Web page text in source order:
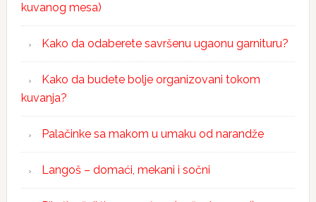
kuvanog mesa)
Kako da odaberete savršenu ugaonu garnituru?
Kako da budete bolje organizovani tokom
kuvanja?
Palačinke sa makom u umaku od narandže
Langoš – domaći, mekani i sočni